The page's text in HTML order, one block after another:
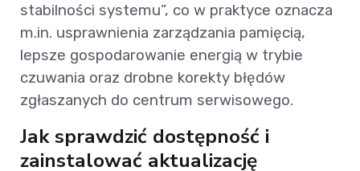
stabilności systemu”, co w praktyce oznacza
m.in. usprawnienia zarządzania pamięcią,
lepsze gospodarowanie energią w trybie
czuwania oraz drobne korekty błędów
zgłaszanych do centrum serwisowego.
Jak sprawdzić dostępność i
zainstalować aktualizację